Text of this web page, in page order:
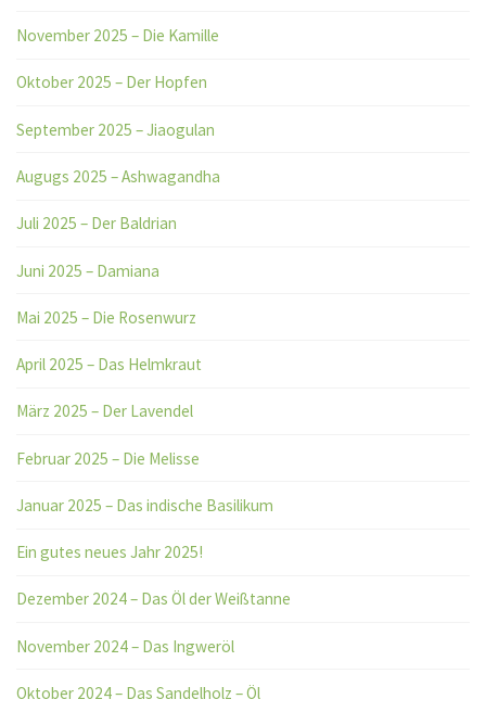
November 2025 – Die Kamille
Oktober 2025 – Der Hopfen
September 2025 – Jiaogulan
Augugs 2025 – Ashwagandha
Juli 2025 – Der Baldrian
Juni 2025 – Damiana
Mai 2025 – Die Rosenwurz
April 2025 – Das Helmkraut
März 2025 – Der Lavendel
Februar 2025 – Die Melisse
Januar 2025 – Das indische Basilikum
Ein gutes neues Jahr 2025!
Dezember 2024 – Das Öl der Weißtanne
November 2024 – Das Ingweröl
Oktober 2024 – Das Sandelholz – Öl